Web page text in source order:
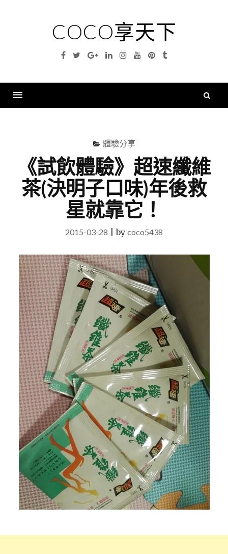
COCO享天下
Facebook
TwitterGoogleLinkedinInstagramYouTubePinterest
Tumblr
體驗分享
《試飲體驗》超速纖維
茶(決明子口味)年後救
星就靠它！
2015-03-28 |by coco5438